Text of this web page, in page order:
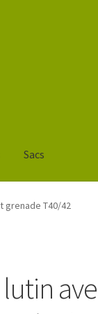
Sacs
grenade T40/42